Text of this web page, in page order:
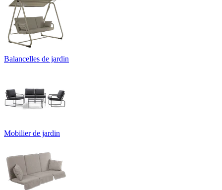
Balancelles de jardin
Mobilier de jardin